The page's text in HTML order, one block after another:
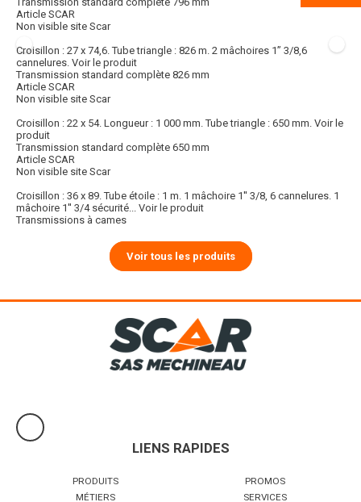
Article SCAR
Non visible site Scar
Croisillon : 27 x 74,6. Tube triangle : 826 m. 2 mâchoires 1’’ 3/8,6
cannelures. Voir le produit
Transmission standard complète 826 mm
Article SCAR
Non visible site Scar
Croisillon : 22 x 54. Longueur : 1 000 mm. Tube triangle : 650 mm. Voir le
produit
Transmission standard complète 650 mm
Article SCAR
Non visible site Scar
Croisillon : 36 x 89. Tube étoile : 1 m. 1 mâchoire 1'' 3/8, 6 cannelures. 1
mâchoire 1'' 3/4 sécurité... Voir le produit
Transmissions à cames
Voir tous les produits
LIENS RAPIDES
PRODUITS
PROMOS
MÉTIERS
SERVICES